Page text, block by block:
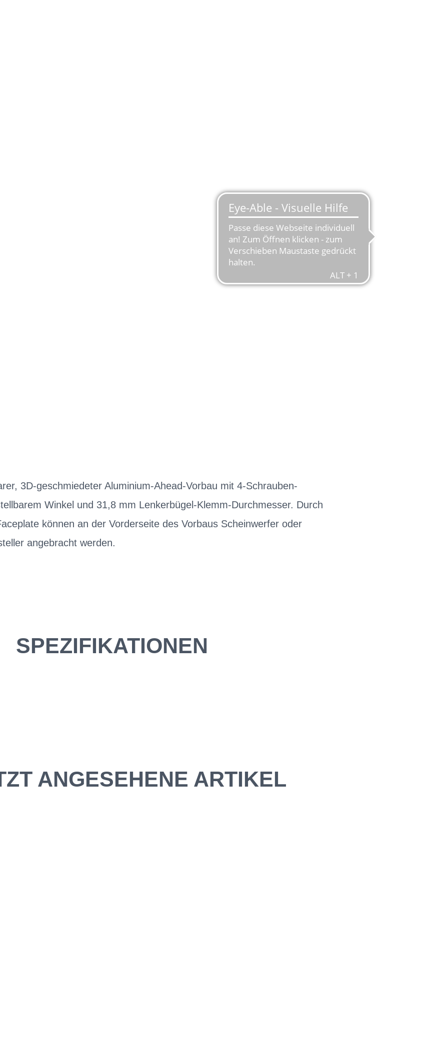
3D-geschmiedeter Aluminium-Ahead-Vorbau mit 4-Schrauben-
Winkel und 31,8 mm Lenkerbügel-Klemm-Durchmesser. Durch
können an der Vorderseite des Vorbaus Scheinwerfer oder
angebracht werden.
SPEZIFIKATIONEN
ANGESEHENE ARTIKEL